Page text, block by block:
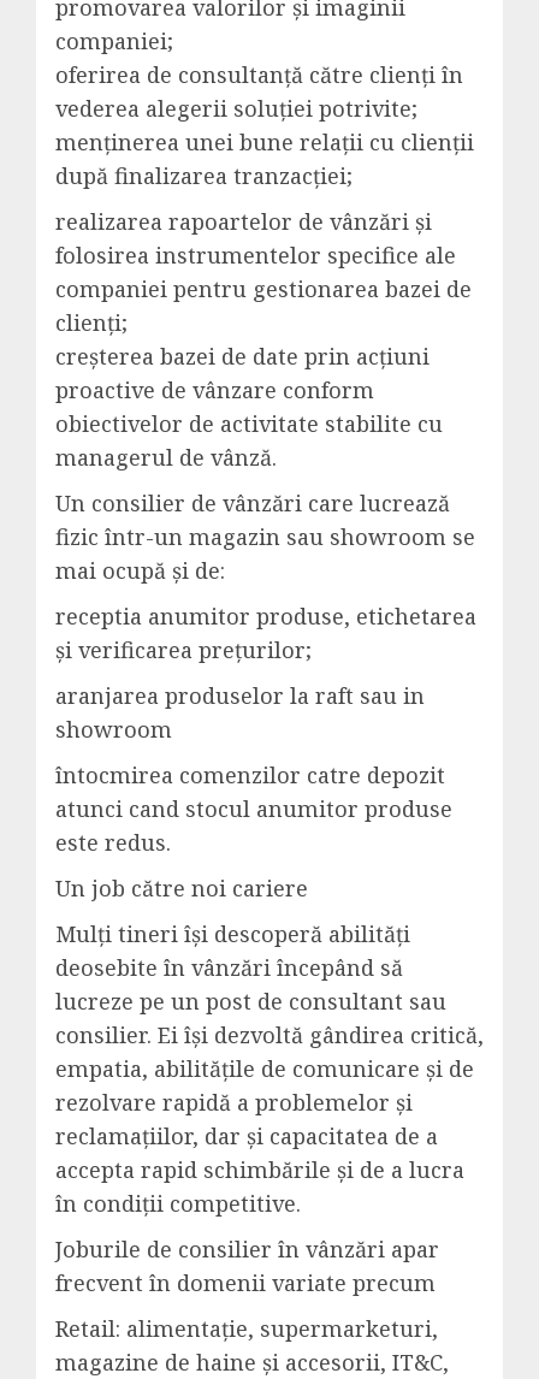
promovarea valorilor și imaginii
companiei;
oferirea de consultanță către clienți în
vederea alegerii soluției potrivite;
menținerea unei bune relații cu clienții
după finalizarea tranzacției;
realizarea rapoartelor de vânzări și
folosirea instrumentelor specifice ale
companiei pentru gestionarea bazei de
clienți;
creșterea bazei de date prin acțiuni
proactive de vânzare conform
obiectivelor de activitate stabilite cu
managerul de vânză.
Un consilier de vânzări care lucrează
fizic într-un magazin sau showroom se
mai ocupă și de:
receptia anumitor produse, etichetarea
și verificarea prețurilor;
aranjarea produselor la raft sau in
showroom
întocmirea comenzilor catre depozit
atunci cand stocul anumitor produse
este redus.
Un job către noi cariere
Mulți tineri își descoperă abilități
deosebite în vânzări începând să
lucreze pe un post de consultant sau
consilier. Ei își dezvoltă gândirea critică,
empatia, abilitățile de comunicare și de
rezolvare rapidă a problemelor și
reclamațiilor, dar și capacitatea de a
accepta rapid schimbările și de a lucra
în condiții competitive.
Joburile de consilier în vânzări apar
frecvent în domenii variate precum
Retail: alimentație, supermarketuri,
magazine de haine și accesorii, IT&C,